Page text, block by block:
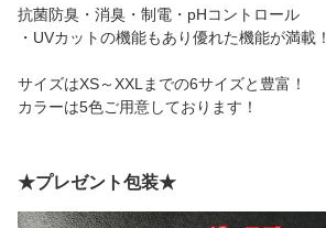
抗菌防臭・消臭・制電・pHコントロール
・UVカットの機能もあり優れた機能が満載！
サイズはXS～XXLまでの6サイズと豊富！
カラーは5色ご用意しております！
★プレゼント包装★